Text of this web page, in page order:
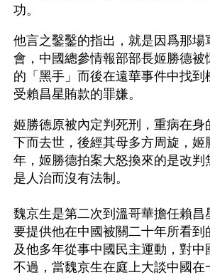
功。
他言之鑿鑿的指出，就是因爲那場
會，中國總參情報部部長姬勝德被
的「黑手」而後在遠華事件中找到
受賴昌星賄款的罪嫌。
姬勝德原被內定判死刑，重病在身
下而去世，後經其母多方周旋，姬
年，姬勝德拍案大怒換來的是改判
是人治而沒有法制。
魏京生是第二次到溫哥華擔任賴昌
要提供他在中國被關二十年所看到
及他多年從事中國民主運動，對中
不過，當魏京生在庭上大談中國在